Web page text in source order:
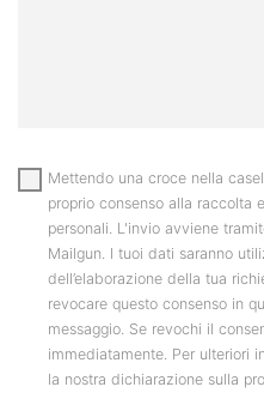
Mettendo una croce nella
proprio consenso alla raccolta
personali. L'invio avviene
Mailgun. I tuoi dati saranno
dell’elaborazione della tua
revocare questo consenso in
messaggio. Se revochi il
immediatamente. Per ulteriori
la nostra dichiarazione sulla